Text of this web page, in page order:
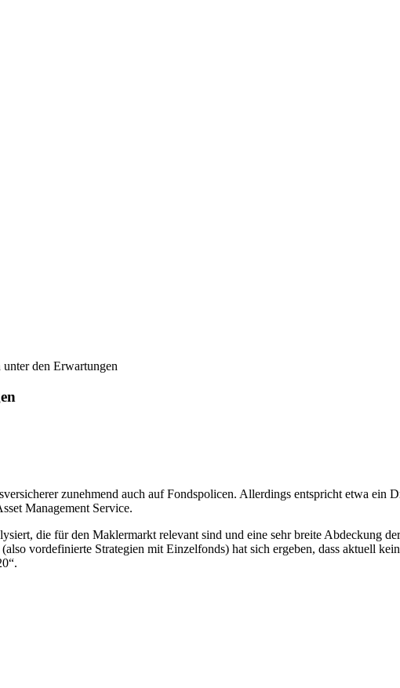
den Erwartungen
zunehmend auch auf Fondspolicen. Allerdings entspricht etwa
Management Service.
die für den Maklermarkt relevant sind und eine sehr breite Abdeckung
vordefinierte Strategien mit Einzelfonds) hat sich ergeben, dass aktuell